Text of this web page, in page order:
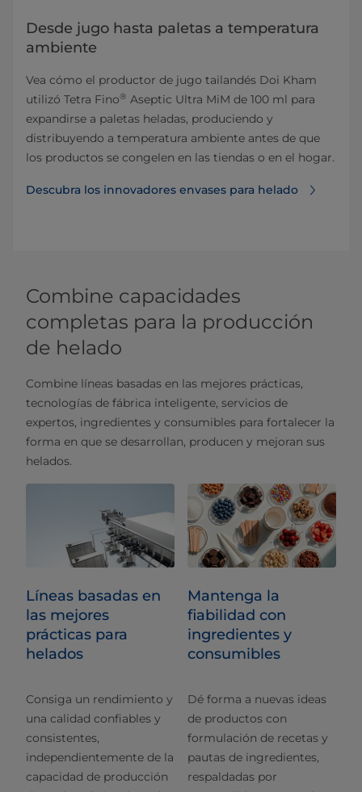
Desde jugo hasta paletas a temperatura
ambiente
Vea cómo el productor de jugo tailandés Doi Kham
utilizó Tetra Fino® Aseptic Ultra MiM de 100 ml para
expandirse a paletas heladas, produciendo y
distribuyendo a temperatura ambiente antes de que
los productos se congelen en las tiendas o en el hogar.
Descubra los innovadores envases para helado
Combine capacidades
completas para la producción
de helado
Combine líneas basadas en las mejores prácticas,
tecnologías de fábrica inteligente, servicios de
expertos, ingredientes y consumibles para fortalecer la
forma en que se desarrollan, producen y mejoran sus
helados.
Líneas basadas en
las mejores
prácticas para
helados
Consiga un rendimiento y
una calidad confiables y
consistentes,
independientemente de la
capacidad de producción
Mantenga la
fiabilidad con
ingredientes y
consumibles
Dé forma a nuevas ideas
de productos con
formulación de recetas y
pautas de ingredientes,
respaldadas por